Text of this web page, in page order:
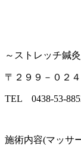
～ストレッチ鍼
〒２９９－０２
TEL 0438-53-
施術内容(マッサ